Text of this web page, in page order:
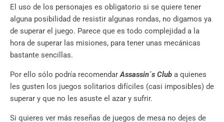
El uso de los personajes es obligatorio si se quiere tener
alguna posibilidad de resistir algunas rondas, no digamos ya
de superar el juego. Parece que es todo complejidad a la
hora de superar las misiones, para tener unas mecánicas
bastante sencillas.
Por ello sólo podría recomendarAssassin´s Club a quienes
les gusten los juegos solitarios difíciles (casi imposibles) de
superar y que no les asuste el azar y sufrir.
Si quieres ver más reseñas de juegos de mesa no dejes de